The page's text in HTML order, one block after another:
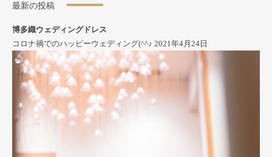
最新の投稿
博多織ウェディングドレス
コロナ禍でのハッピーウェディング(^^♪ 2021年4月24日